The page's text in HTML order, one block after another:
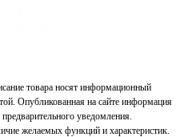
товара носят информационный
Опубликованная на сайте информация
уведомления.
желаемых функций и характеристик.